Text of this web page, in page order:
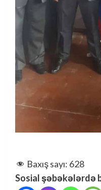
Baxış sayı: 628
Sosial şəbəkələrdə